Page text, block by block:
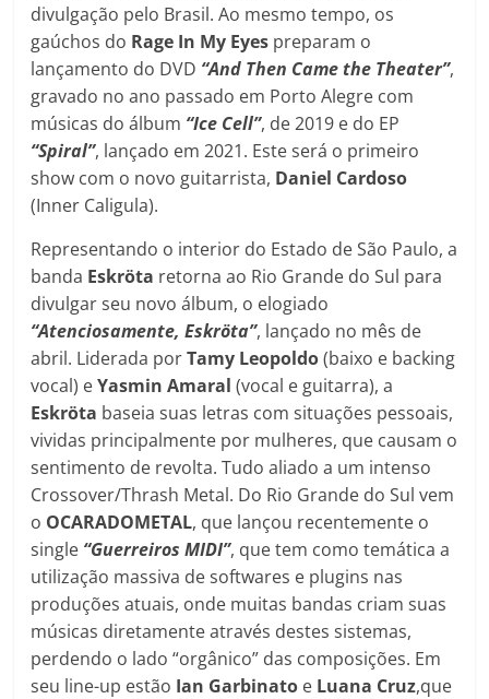
divulgação pelo Brasil. Ao mesmo tempo, os
gaúchos do Rage In My Eyes preparam o
lançamento do DVD “And Then Came the Theater”,
gravado no ano passado em Porto Alegre com
músicas do álbum “Ice Cell”, de 2019 e do EP
“Spiral”, lançado em 2021. Este será o primeiro
show com o novo guitarrista, Daniel Cardoso
(Inner Caligula).
Representando o interior do Estado de São Paulo, a
banda Eskröta retorna ao Rio Grande do Sul para
divulgar seu novo álbum, o elogiado
“Atenciosamente, Eskröta”, lançado no mês de
abril. Liderada porTamy Leopoldo(baixo e backing
vocal) eYasmin Amaral (vocal e guitarra), a
Eskröta baseia suas letras com situações pessoais,
vividas principalmente por mulheres, que causam o
sentimento de revolta. Tudo aliado a um intenso
Crossover/Thrash Metal. Do Rio Grande do Sul vem
o OCARADOMETAL, que lançou recentemente o
single “Guerreiros MIDI”, que tem como temática a
utilização massiva de softwares e plugins nas
produções atuais, onde muitas bandas criam suas
músicas diretamente através destes sistemas,
perdendo o lado “orgânico” das composições. Em
seu line-up estão Ian Garbinato e Luana Cruz,que